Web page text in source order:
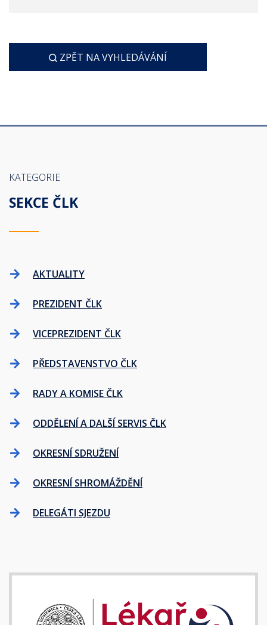
ZPĚT NA VYHLEDÁVÁNÍ
KATEGORIE
SEKCE ČLK
AKTUALITY
PREZIDENT ČLK
VICEPREZIDENT ČLK
PŘEDSTAVENSTVO ČLK
RADY A KOMISE ČLK
ODDĚLENÍ A DALŠÍ SERVIS ČLK
OKRESNÍ SDRUŽENÍ
OKRESNÍ SHROMÁŽDĚNÍ
DELEGÁTI SJEZDU